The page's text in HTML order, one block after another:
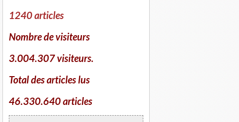
1240 articles
Nombre de visiteurs
3.004.307 visiteurs.
Total des articles lus
46.330.640 articles